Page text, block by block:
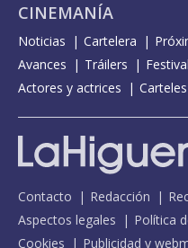
CINEMANÍA
Noticias Cartelera
Avances
Tráilers
Actores y actrices
Carteles
Contacto Redacción
Aspectos legales
Política
Cookies
Publicidad y